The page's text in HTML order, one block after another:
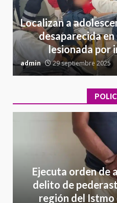
Localizan a
desaparecida
lesionada por
admin 29 septiembre 2025
Ejecuta orden de
delito de
región del Istmo